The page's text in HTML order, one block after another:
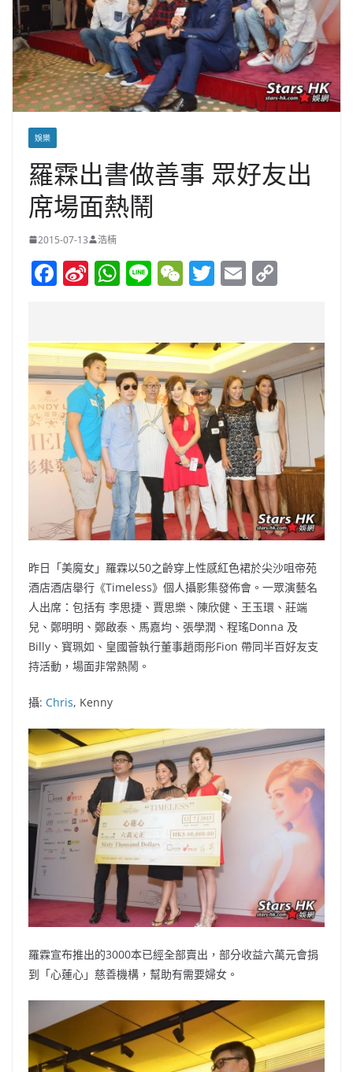
娛樂
羅霖出書做善事 眾好友出
席場面熱鬧
2015-07-13 浩楠
F
e
b
o
o
k
Si
W
ei
b
o
W
s
A
p
p
Li W
h
at
T
er
E
l y
Li
n
k
昨日「美魔女」羅霖以50之齡穿上性感紅色裙於尖沙咀帝苑
酒店酒店舉行《Timeless》個人攝影集發佈會。一眾演藝名
人出席：包括有 李思捷、賈思樂、陳欣健、王玉環、莊端
兒、鄭明明、鄭啟泰、馬嘉均、張學潤、程瑤Donna 及
Billy、寳珮如、皇國薈執行董事趙雨彤Fion 帶同半百好友支
持活動，場面非常熱鬧。
攝: Chris, Kenny
羅霖宣布推出的3000本已經全部賣出，部分收益六萬元會捐
到「心蓮心」慈善機構，幫助有需要婦女。